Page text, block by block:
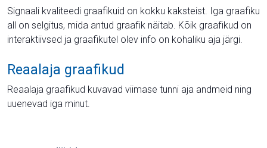
Signaali kvaliteedi graafikuid on kokku kaksteist. Iga graafiku
all on selgitus, mida antud graafik näitab. Kõik graafikud on
interaktiivsed ja graafikutel olev info on kohaliku aja järgi.
Reaalaja graafikud
Reaalaja graafikud kuvavad viimase tunni aja andmeid ning
uuenevad iga minut.